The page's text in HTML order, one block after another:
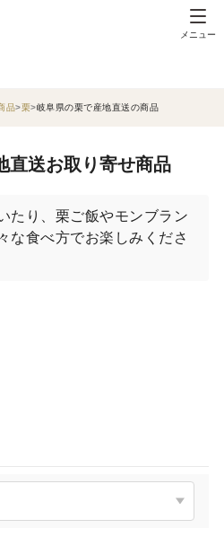
メニュー
品 栗 岐阜県の栗で産地直送の商品
直送お取り寄せ商品
たり、栗ご飯やモンブラン
な食べ方でお楽しみくださ